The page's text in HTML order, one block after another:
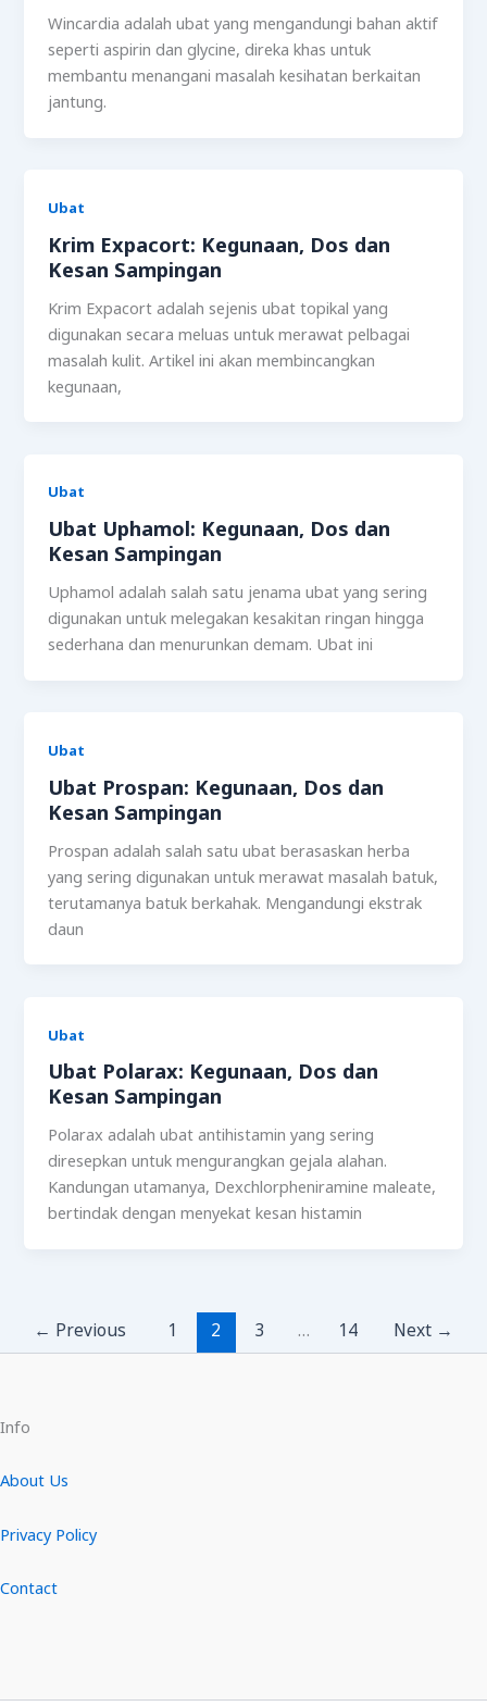
Wincardia adalah ubat yang mengandungi bahan aktif
seperti aspirin dan glycine, direka khas untuk
membantu menangani masalah kesihatan berkaitan
jantung.
Ubat
Krim Expacort: Kegunaan, Dos dan
Kesan Sampingan
Krim Expacort adalah sejenis ubat topikal yang
digunakan secara meluas untuk merawat pelbagai
masalah kulit. Artikel ini akan membincangkan
kegunaan,
Ubat
Ubat Uphamol: Kegunaan, Dos dan
Kesan Sampingan
Uphamol adalah salah satu jenama ubat yang sering
digunakan untuk melegakan kesakitan ringan hingga
sederhana dan menurunkan demam. Ubat ini
Ubat
Ubat Prospan: Kegunaan, Dos dan
Kesan Sampingan
Prospan adalah salah satu ubat berasaskan herba
yang sering digunakan untuk merawat masalah batuk,
terutamanya batuk berkahak. Mengandungi ekstrak
daun
Ubat
Ubat Polarax: Kegunaan, Dos dan
Kesan Sampingan
Polarax adalah ubat antihistamin yang sering
diresepkan untuk mengurangkan gejala alahan.
Kandungan utamanya, Dexchlorpheniramine maleate,
bertindak dengan menyekat kesan histamin
← Previous 1 2 3 … 14 Next →
Info
About Us
Privacy Policy
Contact